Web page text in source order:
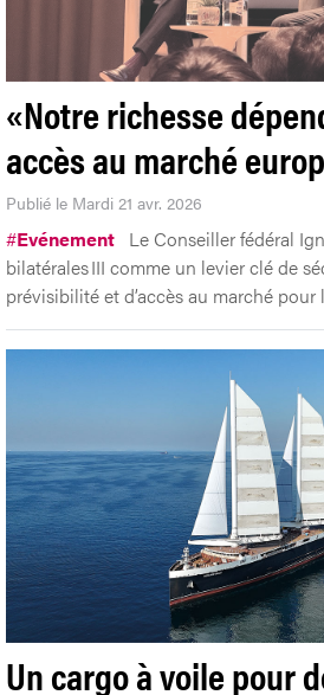
«Notre richesse
accès au marché
Publié le Mardi 21 avr. 2026
#Evénement Le Conseiller fédéral
bilatérales III comme un levier clé de
prévisibilité et d’accès au marché pour
Un cargo à voile pour